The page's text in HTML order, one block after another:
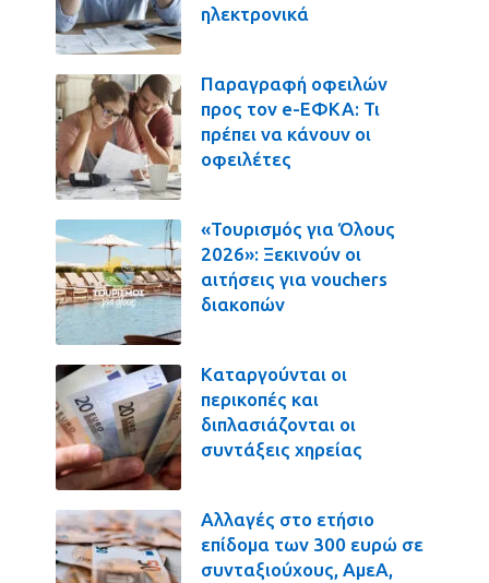
ηλεκτρονικά
Παραγραφή οφειλών
προς τον e-ΕΦΚΑ: Τι
πρέπει να κάνουν οι
οφειλέτες
«Τουρισμός για Όλους
2026»: Ξεκινούν οι
αιτήσεις για vouchers
διακοπών
Καταργούνται οι
περικοπές και
διπλασιάζονται οι
συντάξεις χηρείας
Αλλαγές στο ετήσιο
επίδομα των 300 ευρώ σε
συνταξιούχους, ΑμεΑ,